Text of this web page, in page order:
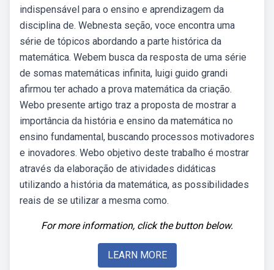
indispensável para o ensino e aprendizagem da
disciplina de. Webnesta seção, voce encontra uma
série de tópicos abordando a parte histórica da
matemática. Webem busca da resposta de uma série
de somas matemáticas infinita, luigi guido grandi
afirmou ter achado a prova matemática da criação.
Webo presente artigo traz a proposta de mostrar a
importância da história e ensino da matemática no
ensino fundamental, buscando processos motivadores
e inovadores. Webo objetivo deste trabalho é mostrar
através da elaboração de atividades didáticas
utilizando a história da matemática, as possibilidades
reais de se utilizar a mesma como.
For more information, click the button below.
LEARN MORE